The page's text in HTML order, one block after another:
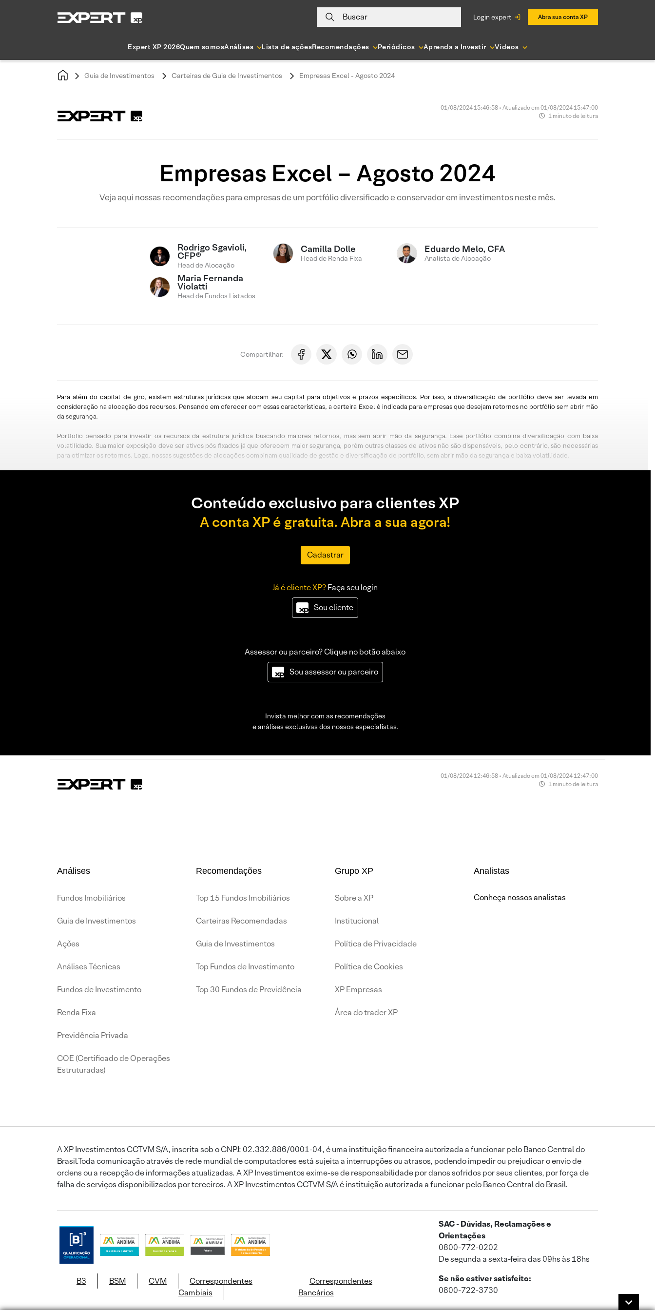
Buscar login expert Abra sua conta XP
Expert XP 2026Quem somosAnálises Lista de açõesRecomendações Periódicos Aprenda a Investir Vídeos
Guia de Investimentos Carteiras de Guia de Investimentos Empresas Excel - Agosto 2024
01/08/2024 15:46:58 • Atualizado em 01/08/2024 15:47:00
1 minuto de leitura
Empresas Excel – Agosto 2024
Veja aqui nossas recomendações para empresas de um portfólio diversificado e conservador em investimentos neste mês.
Rodrigo Sgavioli,
CFP®
Head de Alocação
Camilla Dolle
Head de Renda Fixa
Eduardo Melo, CFA
Analista de Alocação
Maria Fernanda
Violatti
Head de Fundos Listados
Compartilhar:
Para além do capital de giro, existem estruturas jurídicas que alocam seu capital para objetivos e prazos específicos. Por isso, a diversificação de portfólio deve ser levada em
consideração na alocação dos recursos. Pensando em oferecer com essas características, a carteira Excel é indicada para empresas que desejam retornos no portfólio sem abrir mão
da segurança.
Portfolio pensado para investir os recursos da estrutura jurídica buscando maiores retornos, mas sem abrir mão da segurança. Esse portfólio combina diversificação com baixa
volatilidade. Sua maior exposição deve ser ativos pós fixados já que oferecem maior segurança, porém outras classes de ativos não são dispensáveis, pelo contrário, são necessárias
para otimizar os retornos. Logo, nossas sugestões de alocações combinam qualidade de gestão e diversificação de portfólio, sem abrir mão da segurança e baixa volatilidade.
Conteúdo exclusivo para clientes XP
A conta XP é gratuita. Abra a sua agora!
Cadastrar
Já é cliente XP?Faça seu login
Sou cliente
Assessor ou parceiro? Clique no botão abaixo
Sou assessor ou parceiro
Invista melhor com as recomendações
e análises exclusivas dos nossos especialistas.
01/08/2024 12:46:58 • Atualizado em 01/08/2024 12:47:00
1 minuto de leitura
Análises
Fundos Imobiliários
Guia de Investimentos
Ações
Análises Técnicas
Fundos de Investimento
Renda Fixa
Previdência Privada
COE (Certificado de Operações
Estruturadas)
Recomendações
Top 15 Fundos Imobiliários
Carteiras Recomendadas
Guia de Investimentos
Top Fundos de Investimento
Top 30 Fundos de Previdência
Grupo XP
Sobre a XP
Institucional
Política de Privacidade
Política de Cookies
XP Empresas
Área do trader XP
Analistas
Conheça nossos analistas
A XP Investimentos CCTVM S/A, inscrita sob o CNPJ: 02.332.886/0001-04, é uma instituição financeira autorizada a funcionar pelo Banco Central do
Brasil.Toda comunicação através de rede mundial de computadores está sujeita a interrupções ou atrasos, podendo impedir ou prejudicar o envio de
ordens ou a recepção de informações atualizadas. A XP Investimentos exime-se de responsabilidade por danos sofridos por seus clientes, por força de
falha de serviços disponibilizados por terceiros. A XP Investimentos CCTVM S/A é instituição autorizada a funcionar pelo Banco Central do Brasil.
B3 BSM CVM
Correspondentes
Cambiais
Correspondentes
Bancários
SAC - Dúvidas, Reclamações e
Orientações
0800-772-0202
De segunda a sexta-feira das 09hs às 18hs
Se não estiver satisfeito:
0800-722-3730